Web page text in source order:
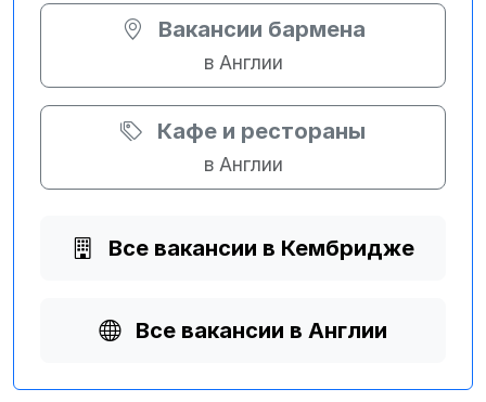
Вакансии бармена
в Англии
Кафе и рестораны
в Англии
Все вакансии в Кембридже
Все вакансии в Англии